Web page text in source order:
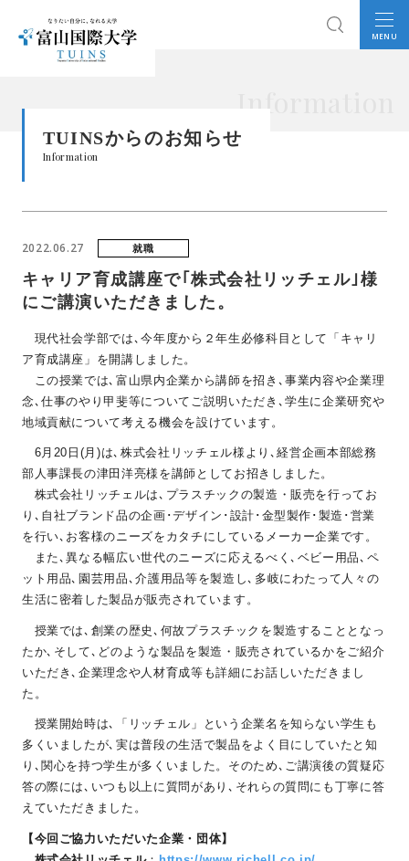
MENU
Information
TUINSからのお知らせ
Information
2022.06.27 就職
キャリア育成講座で｢株式会社リッチェル｣様
にご講演いただきました。
現代社会学部では､今年度から２年生必修科目として「キャリ
ア育成講座」を開講しました。
この授業では､富山県内企業から講師を招き､事業内容や企業理
念､仕事のやり甲斐等についてご説明いただき､学生に企業研究や
地域貢献について考える機会を設けています。
6月20日(月)は､株式会社リッチェル様より､経営企画本部総務
部人事課長の津田洋亮様を講師としてお招きしました。
株式会社リッチェルは､プラスチックの製造・販売を行ってお
り､自社ブランド品の企画･デザイン･設計･金型製作･製造･営業
を行い､お客様のニーズをカタチにしているメーカー企業です。
また､異なる幅広い世代のニーズに応えるべく､ベビー用品､ペ
ット用品､園芸用品､介護用品等を製造し､多岐にわたって人々の
生活に密着した製品が販売されています。
授業では､創業の歴史､何故プラスチックを製造することとなっ
たか､そして､どのような製品を製造・販売されているかをご紹介
いただき､企業理念や人材育成等も詳細にお話しいただきまし
た。
授業開始時は､「リッチェル」という企業名を知らない学生も
多くいましたが､実は普段の生活で製品をよく目にしていたと知
り､関心を持つ学生が多くいました。そのため､ご講演後の質疑応
答の際には､いつも以上に質問があり､それらの質問にも丁寧に答
えていただきました。
【今回ご協力いただいた企業・団体】